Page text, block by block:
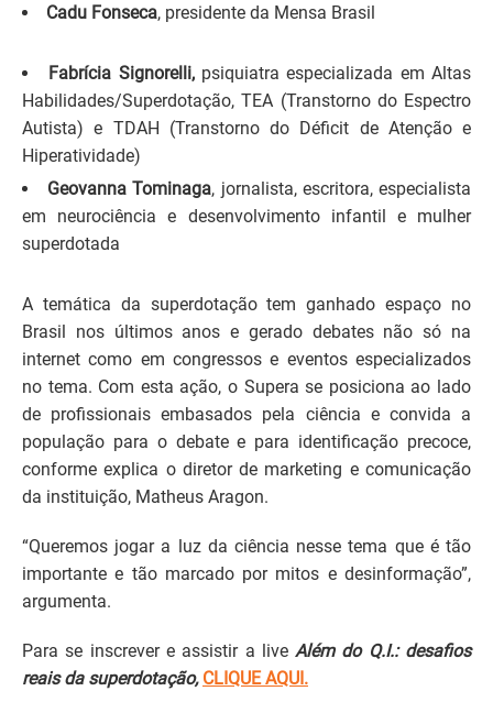
Cadu Fonseca, presidente da Mensa Brasil
Fabrícia Signorelli,psiquiatra especializada em Altas
Habilidades/Superdotação, TEA (Transtorno do Espectro
Autista) e TDAH (Transtorno do Déficit de Atenção e
Hiperatividade)
Geovanna Tominaga, jornalista, escritora, especialista
em neurociência e desenvolvimento infantil e mulher
superdotada
A temática da superdotação tem ganhado espaço no
Brasil nos últimos anos e gerado debates não só na
internet como em congressos e eventos especializados
no tema. Com esta ação, o Supera se posiciona ao lado
de profissionais embasados pela ciência e convida a
população para o debate e para identificação precoce,
conforme explica o diretor de marketing e comunicação
da instituição, Matheus Aragon.
“Queremos jogar a luz da ciência nesse tema que é tão
importante e tão marcado por mitos e desinformação”,
argumenta.
Para se inscrever e assistir a liveAlém do Q.I.: desafios
reais da superdotação, CLIQUE AQUI.